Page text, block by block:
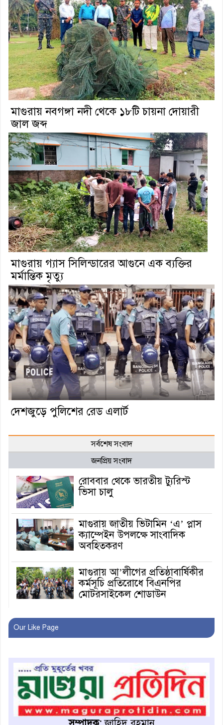
মাগুরায় নবগঙ্গা নদী থেকে ১৮টি চায়না দোয়ারী
জাল জব্দ
মাগুরায় গ্যাস সিলিন্ডারের আগুনে এক ব্যক্তির
মর্মান্তিক মৃত্যু
দেশজুড়ে পুলিশের রেড এলার্ট
সর্বশেষ সংবাদ
জনপ্রিয় সংবাদ
রোববার থেকে ভারতীয় ট্যুরিস্ট
ভিসা চালু
মাগুরায় জাতীয় ভিটামিন ‘এ’ প্লাস
ক্যাম্পেইন উপলক্ষে সাংবাদিক
অবহিতকরণ
মাগুরায় আ’লীগের প্রতিষ্ঠাবার্ষিকীর
কর্মসূচি প্রতিরোধে বিএনপির
মোটরসাইকেল শোডাউন
খুব শিঘ্রই কর্মস্থলে ফিরবেন
মহম্মদপুর থানার ওসিকে ক্লোজ
বাবার হাতে বিক্রি টুকটুকি পুলিশের
সহযোগিতায় ফিরলো মায়ের
Our Like Page